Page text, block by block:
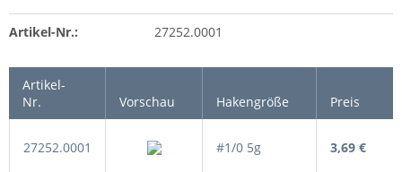
Artikel-Nr.: 27252.0001
Artikel-
Nr.
Vorschau Hakengröße Preis
27252.0001 #1/0 5g 3,69 €